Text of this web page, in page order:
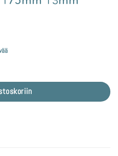
Shimano määrä